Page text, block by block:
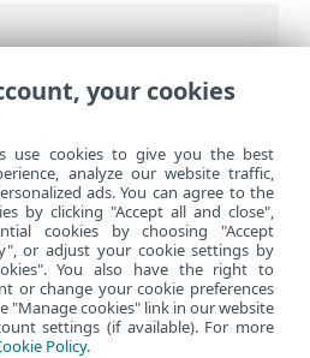
PROTECT On-Prem
設備
your cookies
use cookies to give you the best
analyze our website traffic,
ads. You can agree to the
by clicking "Accept all and close",
cookies by choosing "Accept
or adjust your cookie settings by
You also have the right to
or change your cookie preferences
"Manage cookies" link in our website
settings (if available). For more
Policy.